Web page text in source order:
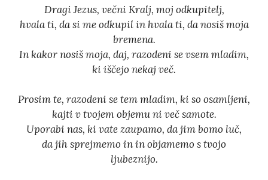
Dragi Jezus, večni Kralj, moj odkupitelj,
hvala ti, da si me odkupil in hvala ti, da nosiš moja
bremena.
In kakor nosiš moja, daj, razodeni se vsem mladim,
ki iščejo nekaj več.
Prosim te, razodeni se tem mladim, ki so osamljeni,
kajti v tvojem objemu ni več samote.
Uporabi nas, ki vate zaupamo, da jim bomo luč,
da jih sprejmemo in in objamemo s tvojo
ljubeznijo.